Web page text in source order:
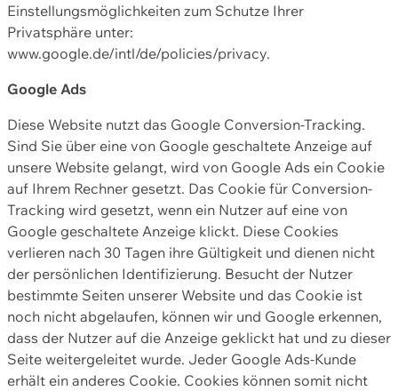
Einstellungsmöglichkeiten zum Schutze Ihrer
Privatsphäre unter:
www.google.de/intl/de/policies/privacy.
Google Ads
Diese Website nutzt das Google Conversion-Tracking.
Sind Sie über eine von Google geschaltete Anzeige auf
unsere Website gelangt, wird von Google Ads ein Cookie
auf Ihrem Rechner gesetzt. Das Cookie für Conversion-
Tracking wird gesetzt, wenn ein Nutzer auf eine von
Google geschaltete Anzeige klickt. Diese Cookies
verlieren nach 30 Tagen ihre Gültigkeit und dienen nicht
der persönlichen Identifizierung. Besucht der Nutzer
bestimmte Seiten unserer Website und das Cookie ist
noch nicht abgelaufen, können wir und Google erkennen,
dass der Nutzer auf die Anzeige geklickt hat und zu dieser
Seite weitergeleitet wurde. Jeder Google Ads-Kunde
erhält ein anderes Cookie. Cookies können somit nicht